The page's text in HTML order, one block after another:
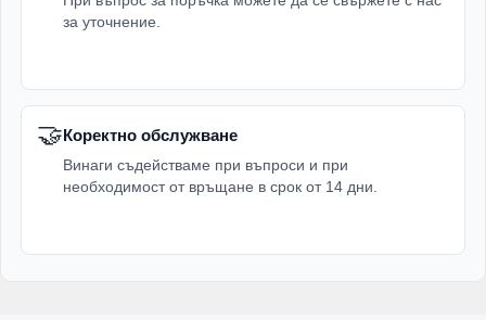
за уточнение.
🤝Коректно обслужване
Винаги съдействаме при въпроси и при
необходимост от връщане в срок от 14 дни.